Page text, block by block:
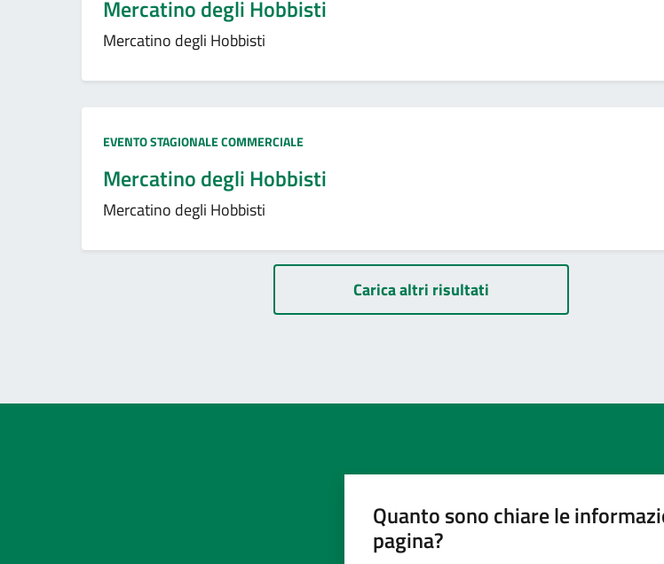
Mercatino degli Hobbisti
Mercatino degli Hobbisti
Tipo:
EVENTO STAGIONALE COMMERCIALE
Mercatino degli Hobbisti
Mercatino degli Hobbisti
PaginazioneCarica altri risultati
Quanto sono chiare le
pagina?